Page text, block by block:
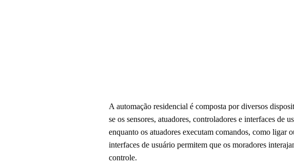
A automação residencial é composta por diversos
se os sensores, atuadores, controladores e interfaces de
enquanto os atuadores executam comandos, como ligar
interfaces de usuário permitem que os moradores
controle.